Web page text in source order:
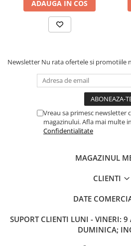
ADAUGA IN COS
Newsletter Nu rata ofertele si promotiile
Vreau sa primesc newsletter
magazinului. Afla mai multe in
Confidentialitate
MAGAZINUL
CLIENTI
DATE
SUPORT CLIENTI LUNI - VINERI: 9
DUMINICA;